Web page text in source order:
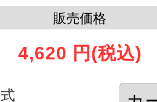
販売価格
4,620 円 (税込)
式